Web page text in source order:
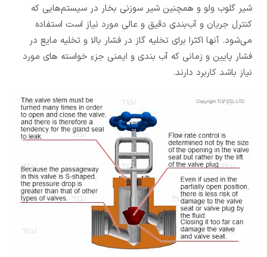
شیر گلوب ولو و همچنین شیر سوزنی بخار در سیستم‌هایی که
کنترل جریان و آب‌بندی دقیق و عالی مورد نیاز است استفاده
می‌شود. آنها اکثرا برای تخلیه گاز در فشار بالا و تخلیه مایع در
فشار پایین و زمانی که آب‌ بندی و ایمنی جزءِ خواسته‌ های مورد
نیاز باشد کاربرد دارند.